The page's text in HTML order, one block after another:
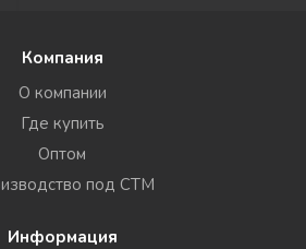
Компания
О компании
Где купить
Оптом
под СТМ
Информация